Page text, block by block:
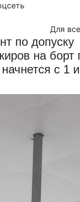
Для
по допуску
на борт
с 1